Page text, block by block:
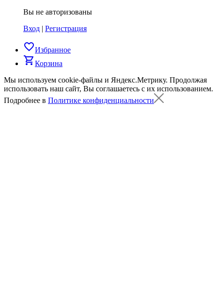
Вы не авторизованы
Вход | Регистрация
favorite_borderИзбранное
shopping_cartКорзина
Мы используем cookie-файлы и Яндекс.Метрику. Продолжая
использовать наш сайт, Вы соглашаетесь с их использованием.
Подробнее в Политике конфиденциальности